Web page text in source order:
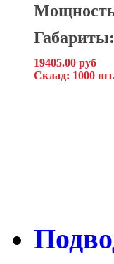
19405.00 руб
Склад: 1000